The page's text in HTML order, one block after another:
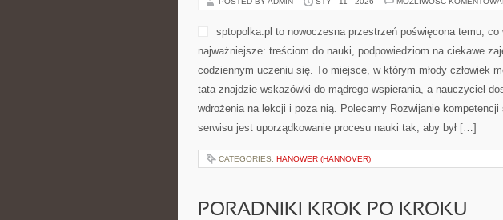
sptopolka.pl to nowoczesna przestrzeń poświęcona temu,
najważniejsze: treściom do nauki, podpowiedziom na ciekawe
codziennym uczeniu się. To miejsce, w którym młody człowiek
tata znajdzie wskazówki do mądrego wspierania, a nauczyciel
wdrożenia na lekcji i poza nią. Polecamy Rozwijanie kompetencji
serwisu jest uporządkowanie procesu nauki tak, aby był […]
CATEGORIES: HANOWER (HANNOVER)
PORADNIKI KROK PO KROKU